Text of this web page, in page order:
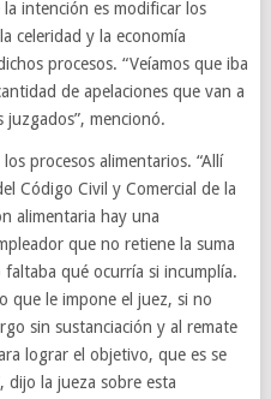
intención es modificar los
celeridad y la economía
procesos. “Veíamos que iba
de apelaciones que van a
juzgados”, mencionó.
procesos alimentarios. “Allí
Código Civil y Comercial de la
alimentaria hay una
que no retiene la suma
qué ocurría si incumplía.
que le impone el juez, si no
sin sustanciación y al remate
lograr el objetivo, que es se
dijo la jueza sobre esta